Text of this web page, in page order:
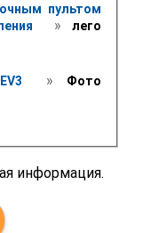
пультом
»
лего
»
Фото
информация.